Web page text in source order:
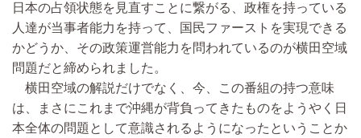
日本の占領状態を見直すことに繋がる、政権を持っている
人達が当事者能力を持って、国民ファーストを実現できる
かどうか、その政策運営能力を問われているのが横田空域
問題だと締められました。
横田空域の解説だけでなく、今、この番組の持つ意味
は、まさにこれまで沖縄が背負ってきたものをようやく日
本全体の問題として意識されるようになったということか